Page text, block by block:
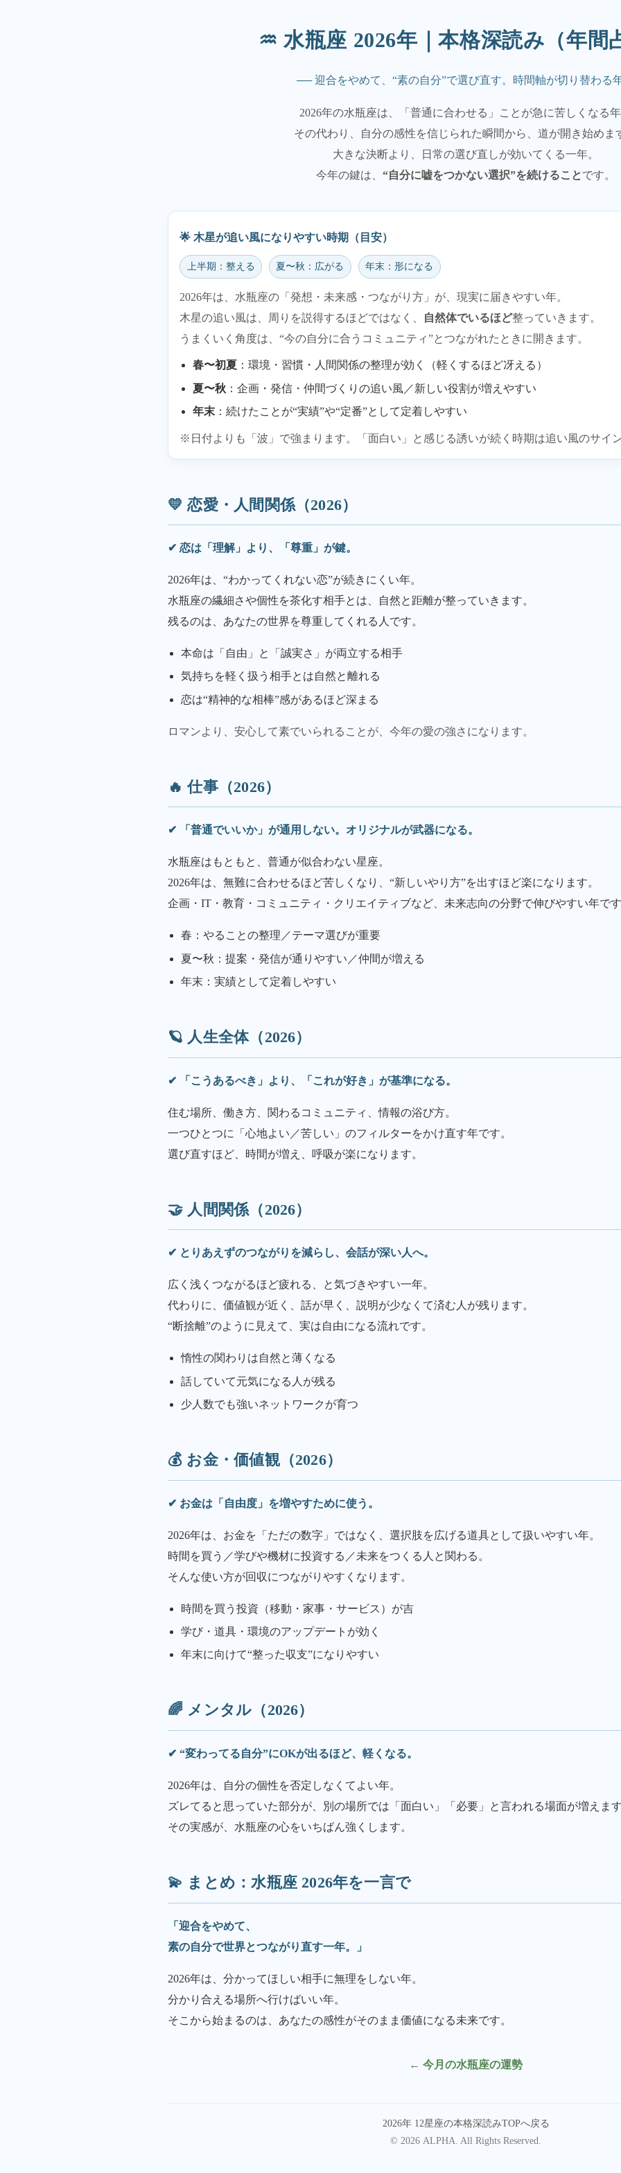
♒ 水瓶座 2026年｜本格深読み（年間
── 迎合をやめて、“素の自分”で選び直す。時間軸が切り替わる
2026年の水瓶座は、「普通に合わせる」ことが急に苦しくなる
その代わり、自分の感性を信じられた瞬間から、道が開き始めま
大きな決断より、日常の選び直しが効いてくる一年。
今年の鍵は、 “自分に嘘をつかない選択”を続けることです。
🌟 木星が追い風になりやすい時期（目安）
上半期：整える 夏〜秋：広がる 年末：形になる
2026年は、水瓶座の「発想・未来感・つながり方」が、現実に届きやすい年。
木星の追い風は、周りを説得するほどではなく、
自然体でいるほど整っていきます。
うまくいく角度は、“今の自分に合うコミュニティ”とつながれたときに開きます。
春〜初夏 ：環境・習慣・人間関係の整理が効く（軽くするほど冴える）
夏〜秋 ：企画・発信・仲間づくりの追い風／新しい役割が増えやすい
年末 ：続けたことが“実績”や“定番”として定着しやすい
※日付よりも「波」で強まります。「面白い」と感じる誘いが続く時期は追い風のサイ
💛 恋愛・人間関係（2026）
✔ 恋は「理解」より、「尊重」が鍵。
2026年は、“わかってくれない恋”が続きにくい年。
水瓶座の繊細さや個性を茶化す相手とは、自然と距離が整っていきます。
残るのは、あなたの世界を尊重してくれる人です。
本命は「自由」と「誠実さ」が両立する相手
気持ちを軽く扱う相手とは自然と離れる
恋は“精神的な相棒”感があるほど深まる
ロマンより、安心して素でいられることが、今年の愛の強さになります。
🔥 仕事（2026）
✔ 「普通でいいか」が通用しない。オリジナルが武器になる。
水瓶座はもともと、普通が似合わない星座。
2026年は、無難に合わせるほど苦しくなり、“新しいやり方”を出すほど楽になります。
企画・IT・教育・コミュニティ・クリエイティブなど、未来志向の分野で伸びやすい年で
春：やることの整理／テーマ選びが重要
夏〜秋：提案・発信が通りやすい／仲間が増える
年末：実績として定着しやすい
🪐 人生全体（2026）
✔ 「こうあるべき」より、「これが好き」が基準になる。
住む場所、働き方、関わるコミュニティ、情報の浴び方。
一つひとつに「心地よい／苦しい」のフィルターをかけ直す年です。
選び直すほど、時間が増え、呼吸が楽になります。
🤝 人間関係（2026）
✔ とりあえずのつながりを減らし、会話が深い人へ。
広く浅くつながるほど疲れる、と気づきやすい一年。
代わりに、価値観が近く、話が早く、説明が少なくて済む人が残ります。
“断捨離”のように見えて、実は自由になる流れです。
惰性の関わりは自然と薄くなる
話していて元気になる人が残る
少人数でも強いネットワークが育つ
💰 お金・価値観（2026）
✔ お金は「自由度」を増やすために使う。
2026年は、お金を「ただの数字」ではなく、選択肢を広げる道具として扱いやすい年。
時間を買う／学びや機材に投資する／未来をつくる人と関わる。
そんな使い方が回収につながりやすくなります。
時間を買う投資（移動・家事・サービス）が吉
学び・道具・環境のアップデートが効く
年末に向けて“整った収支”になりやすい
🌈 メンタル（2026）
✔ “変わってる自分”にOKが出るほど、軽くなる。
2026年は、自分の個性を否定しなくてよい年。
ズレてると思っていた部分が、別の場所では「面白い」「必要」と言われる場面が増えま
その実感が、水瓶座の心をいちばん強くします。
💫 まとめ：水瓶座 2026年を一言で
「迎合をやめて、
素の自分で世界とつながり直す一年。」
2026年は、分かってほしい相手に無理をしない年。
分かり合える場所へ行けばいい年。
そこから始まるのは、あなたの感性がそのまま価値になる未来です。
← 今月の水瓶座の運勢
2026年 12星座の本格深読みTOPへ戻る
© 2026 ALPHA. All Rights Reserved.